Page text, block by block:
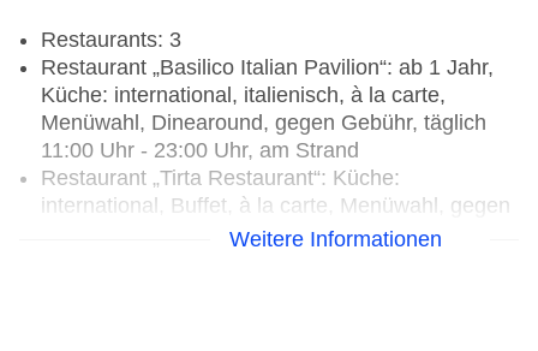
Restaurants: 3
Restaurant „Basilico Italian Pavilion“: ab 1 Jahr,
Küche: international, italienisch, à la carte,
Menüwahl, Dinearound, gegen Gebühr, täglich
11:00 Uhr - 23:00 Uhr, am Strand
Restaurant „Tirta Restaurant“: Küche:
international, Buffet, à la carte, Menüwahl, gegen
Gebühr, täglich 06:30 Uhr - 10:30 Uhr, 12:00 Uhr
Weitere Informationen